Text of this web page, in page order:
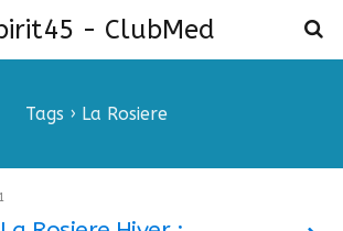
- ClubMed
Tags › La Rosiere